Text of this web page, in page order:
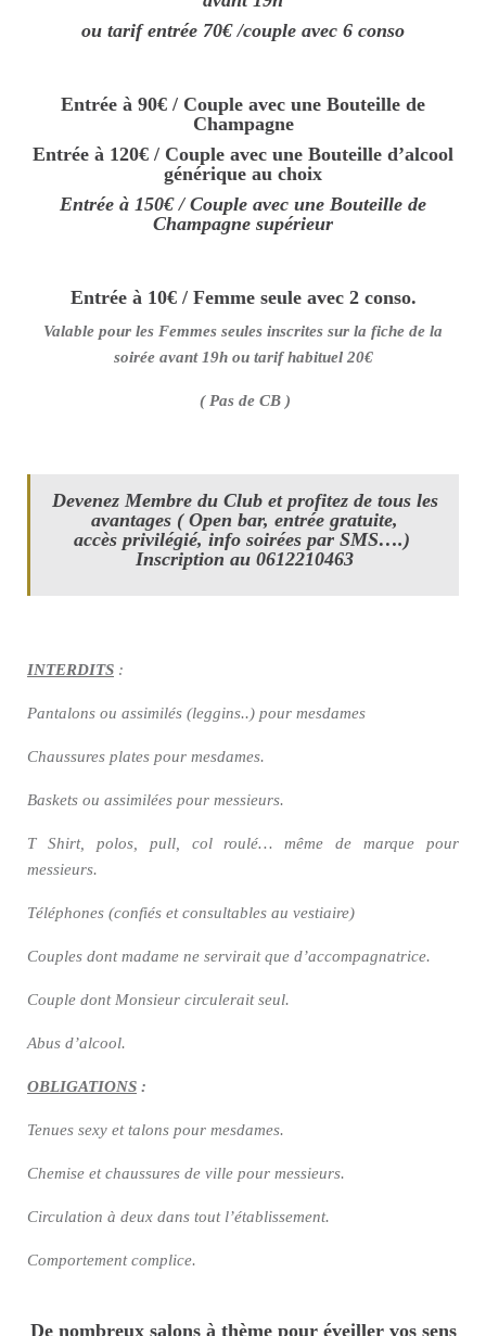
ou tarif entrée 70€ /couple avec 6 conso
Entrée à 90€ / Couple avec une Bouteille de
Champagne
Entrée à 120€ / Couple avec une Bouteille d’alcool
générique au choix
Entrée à 150€ / Couple avec une Bouteille de
Champagne supérieur
Entrée à 10€ / Femme seule avec 2 conso.
Valable pour les Femmes seules inscrites sur la fiche de la
soirée avant 19h ou tarif habituel 20€
( Pas de CB )
Devenez Membre du Club et profitez de tous les
avantages ( Open bar, entrée gratuite,
accès privilégié, info soirées par SMS….)
Inscription au 0612210463
INTERDITS :
Pantalons ou assimilés (leggins..) pour mesdames
Chaussures plates pour mesdames.
Baskets ou assimilées pour messieurs.
T Shirt, polos, pull, col roulé… même de marque pour
messieurs.
Téléphones (confiés et consultables au vestiaire)
Couples dont madame ne servirait que d’accompagnatrice.
Couple dont Monsieur circulerait seul.
Abus d’alcool.
OBLIGATIONS :
Tenues sexy et talons pour mesdames.
Chemise et chaussures de ville pour messieurs.
Circulation à deux dans tout l’établissement.
Comportement complice.
De nombreux salons à thème pour éveiller vos sens